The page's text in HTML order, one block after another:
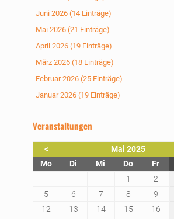
Juni 2026 (14 Einträge)
Mai 2026 (21 Einträge)
April 2026 (19 Einträge)
März 2026 (18 Einträge)
Februar 2026 (25 Einträge)
Januar 2026 (19 Einträge)
Veranstaltungen
< Mai 2025
Montag Dienstag
Mi ttwoch
Donnerstag
Freitag
1
2
5
6 7 8 9
12
13 14 15 16